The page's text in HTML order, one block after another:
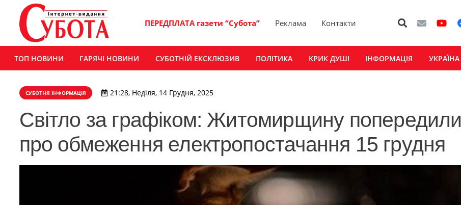
ПЕРЕДПЛАТА газети “Субота” Реклама Контакти
ТОП НОВИНИ ГАРЯЧІ НОВИНИ СУБОТНІЙ ЕКСКЛЮЗИВ ПОЛІТИКА КРИК ДУШІ ІНФОРМАЦІЯ УКРАЇНА
СУБОТНЯ ІНФОРМАЦІЯ 21:28, Неділя, 14 Грудня, 2025
Світло за графіком: Житомирщину попередили
про обмеження електропостачання 15 грудня